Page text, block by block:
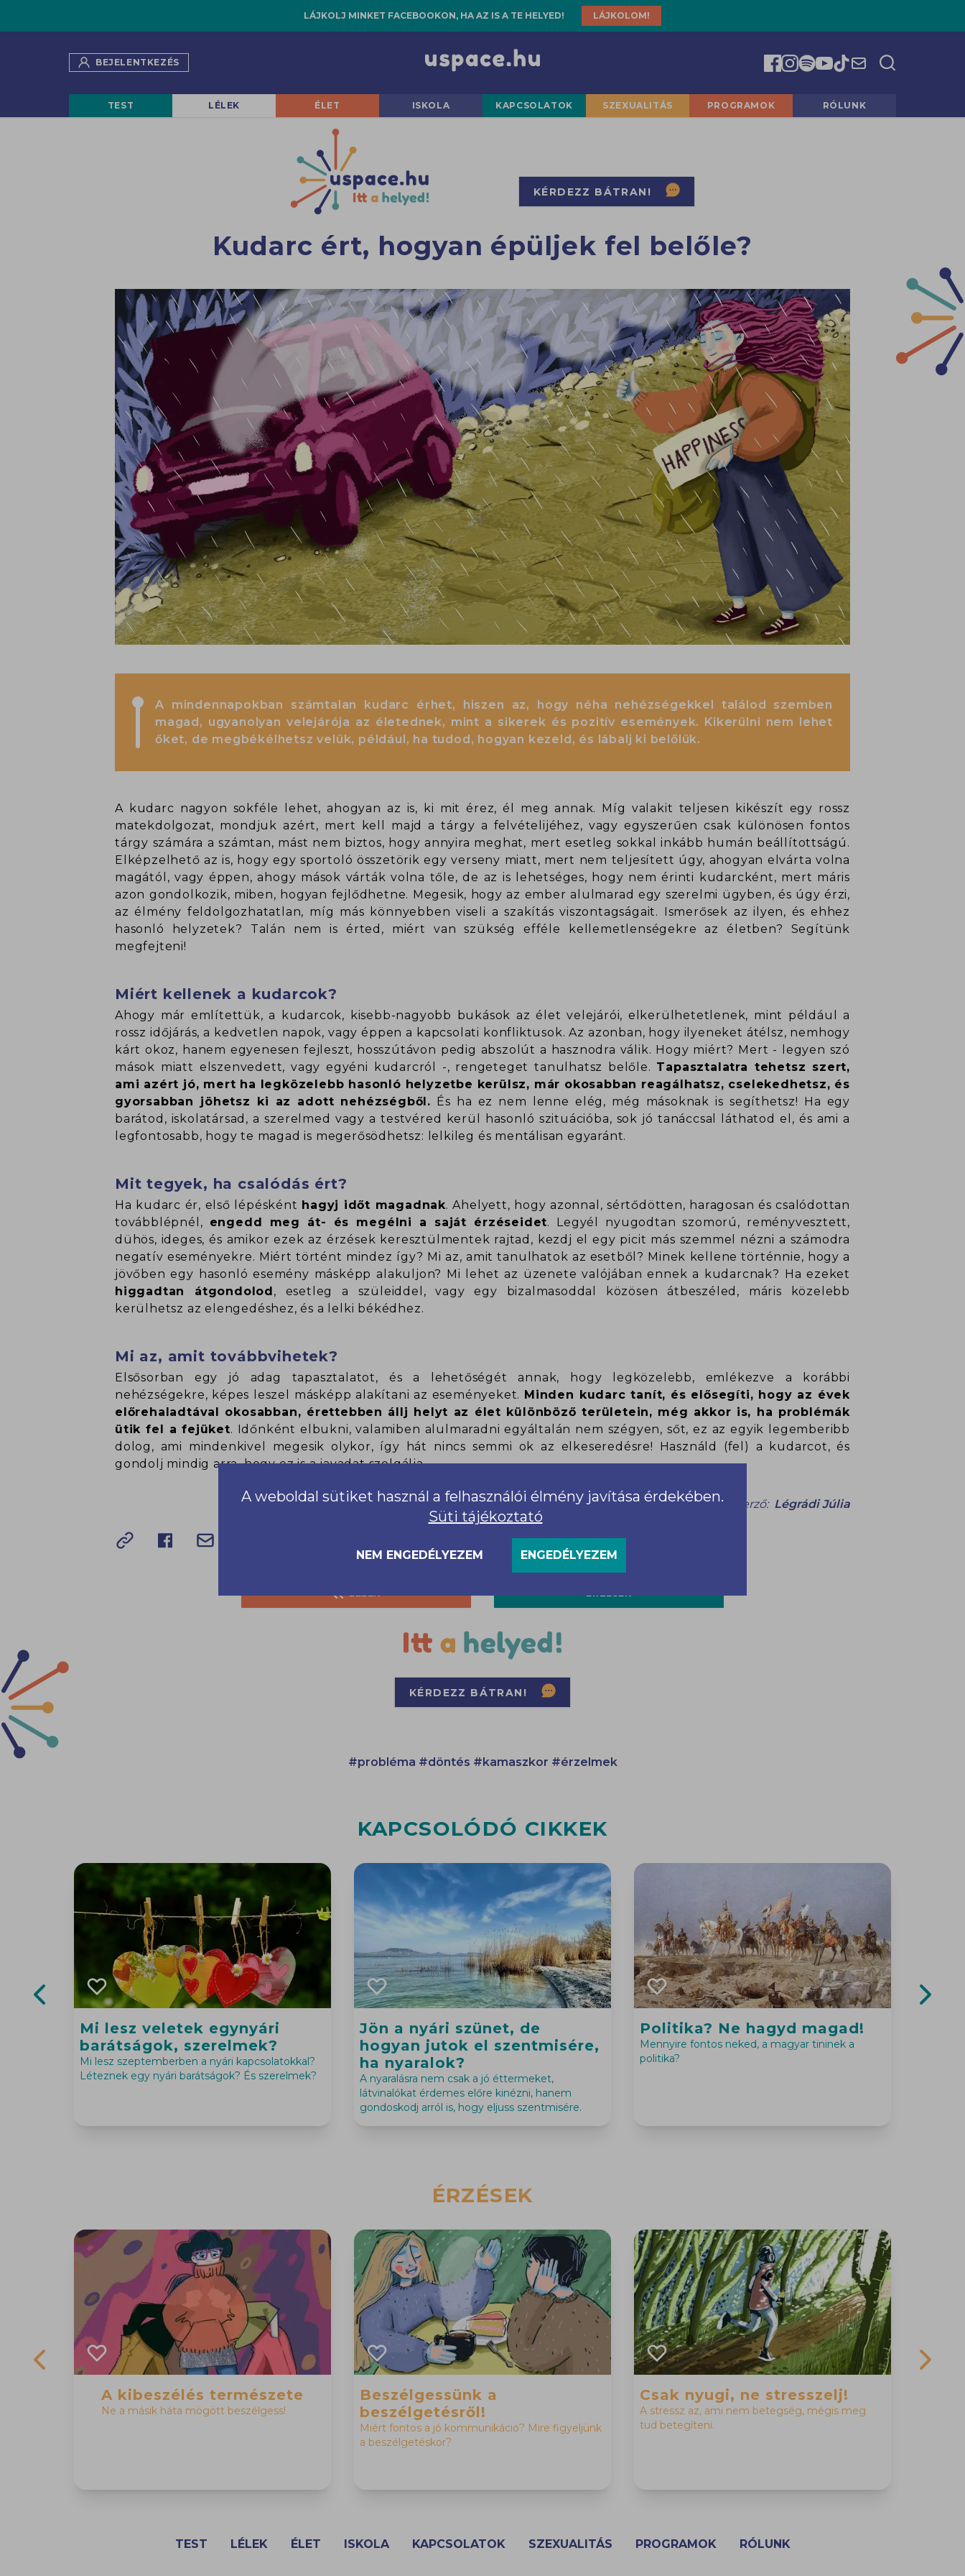
LÁJKOLJ MINKET FACEBOOKON, HA AZ IS A TE HELYED! LÁJKOLOM!
BEJELENTKEZÉS
TEST LÉLEK ÉLET ISKOLA KAPCSOLATOK SZEXUALITÁS PROGRAMOK RÓLUNK
KÉRDEZZ BÁTRAN!
Kudarc ért, hogyan épüljek fel belőle?
A mindennapokban számtalan kudarc érhet, hiszen az, hogy néha nehézségekkel találod szemben
magad, ugyanolyan velejárója az életednek, mint a sikerek és pozitív események. Kikerülni nem lehet
őket, de megbékélhetsz velük, például, ha tudod, hogyan kezeld, és lábalj ki belőlük.
A kudarc nagyon sokféle lehet, ahogyan az is, ki mit érez, él meg annak. Míg valakit teljesen kikészít egy rossz
matekdolgozat, mondjuk azért, mert kell majd a tárgy a felvételijéhez, vagy egyszerűen csak különösen fontos
tárgy számára a számtan, mást nem biztos, hogy annyira meghat, mert esetleg sokkal inkább humán beállítottságú.
Elképzelhető az is, hogy egy sportoló összetörik egy verseny miatt, mert nem teljesített úgy, ahogyan elvárta volna
magától, vagy éppen, ahogy mások várták volna tőle, de az is lehetséges, hogy nem érinti kudarcként, mert máris
azon gondolkozik, miben, hogyan fejlődhetne. Megesik, hogy az ember alulmarad egy szerelmi ügyben, és úgy érzi,
az élmény feldolgozhatatlan, míg más könnyebben viseli a szakítás viszontagságait. Ismerősek az ilyen, és ehhez
hasonló helyzetek? Talán nem is érted, miért van szükség efféle kellemetlenségekre az életben? Segítünk
megfejteni!
Miért kellenek a kudarcok?
Ahogy már említettük, a kudarcok, kisebb-nagyobb bukások az élet velejárói, elkerülhetetlenek, mint például a
rossz időjárás, a kedvetlen napok, vagy éppen a kapcsolati konfliktusok. Az azonban, hogy ilyeneket átélsz, nemhogy
kárt okoz, hanem egyenesen fejleszt, hosszútávon pedig abszolút a hasznodra válik. Hogy miért? Mert - legyen szó
mások miatt elszenvedett, vagy egyéni kudarcról -, rengeteget tanulhatsz belőle. Tapasztalatra tehetsz szert,
ami azért jó, mert ha legközelebb hasonló helyzetbe kerülsz, már okosabban reagálhatsz, cselekedhetsz, és
gyorsabban jöhetsz ki az adott nehézségből. És ha ez nem lenne elég, még másoknak is segíthetsz! Ha egy
barátod, iskolatársad, a szerelmed vagy a testvéred kerül hasonló szituációba, sok jó tanáccsal láthatod el, és ami a
legfontosabb, hogy te magad is megerősödhetsz: lelkileg és mentálisan egyaránt.
Mit tegyek, ha csalódás ért?
Ha kudarc ér, első lépésként hagyj időt magadnak. Ahelyett, hogy azonnal, sértődötten, haragosan és csalódottan
továbblépnél, engedd meg át- és megélni a saját érzéseidet. Legyél nyugodtan szomorú, reményvesztett,
dühös, ideges, és amikor ezek az érzések keresztülmentek rajtad, kezdj el egy picit más szemmel nézni a számodra
negatív eseményekre. Miért történt mindez így? Mi az, amit tanulhatok az esetből? Minek kellene történnie, hogy a
jövőben egy hasonló esemény másképp alakuljon? Mi lehet az üzenete valójában ennek a kudarcnak? Ha ezeket
higgadtan átgondolod, esetleg a szüleiddel, vagy egy bizalmasoddal közösen átbeszéled, máris közelebb
kerülhetsz az elengedéshez, és a lelki békédhez.
Mi az, amit továbbvihetek?
Elsősorban egy jó adag tapasztalatot, és a lehetőségét annak, hogy legközelebb, emlékezve a korábbi
nehézségekre, képes leszel másképp alakítani az eseményeket. Minden kudarc tanít, és elősegíti, hogy az évek
előrehaladtával okosabban, érettebben állj helyt az élet különböző területein, még akkor is, ha problémák
ütik fel a fejüket. Időnként elbukni, valamiben alulmaradni egyáltalán nem szégyen, sőt, ez az egyik legemberibb
dolog, ami mindenkivel megesik olykor, így hát nincs semmi ok az elkeseredésre! Használd (fel) a kudarcot, és
gondolj mindig arra, hogy ez is a javadat szolgálja.
Szerző: Légrádi Júlia
LÉLEK ÉRZÉSEK
KÉRDEZZ BÁTRAN!
#probléma #döntés #kamaszkor #érzelmek
KAPCSOLÓDÓ CIKKEK
Mi lesz veletek egynyári
barátságok, szerelmek?
Mi lesz szeptemberben a nyári kapcsolatokkal?
Léteznek egy nyári barátságok? És szerelmek?
Jön a nyári szünet, de
hogyan jutok el szentmisére,
ha nyaralok?
A nyaralásra nem csak a jó éttermeket,
látvinalókat érdemes előre kinézni, hanem
gondoskodj arról is, hogy eljuss szentmisére.
Politika? Ne hagyd magad!
Mennyire fontos neked, a magyar tininek a
politika?
Previous slide
ÉRZÉSEK
A kibeszélés természete
Ne a másik háta mögött beszélgess!
Beszélgessünk a
beszélgetésről!
Miért fontos a jó kommunikáció? Mire figyeljünk
a beszélgetéskor?
Csak nyugi, ne stresszelj!
A stressz az, ami nem betegség, mégis meg
tud betegíteni.
TEST LÉLEK ÉLET ISKOLA KAPCSOLATOK SZEXUALITÁS PROGRAMOK RÓLUNK
A weboldal sütiket használ a felhasználói élmény javítása érdekében.
Süti tájékoztató
NEM ENGEDÉLYEZEM ENGEDÉLYEZEM